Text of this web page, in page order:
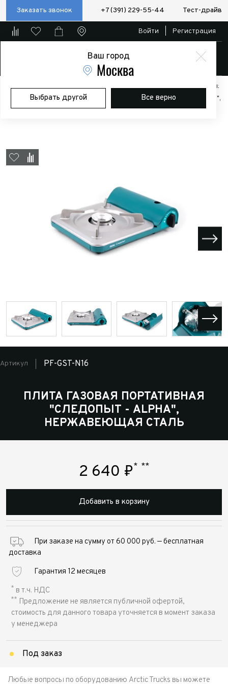
Заказать звонок +7 (391) 229-55-44 Тест-драйв
Ваш город
Москва
Выбрать другой Все верно
Войти Регистрация
Главная Магазин Дополнительное оборудование
Аксессуары:
Полезные мелочи
Плита газовая портативная "СЛЕДОПЫТ - Alphа",
нержавеющая сталь
Артикул PF-GST-N16
ПЛИТА ГАЗОВАЯ ПОРТАТИВНАЯ
"СЛЕДОПЫТ - ALPHА",
НЕРЖАВЕЮЩАЯ СТАЛЬ
2 640 ₽* **
Добавить в корзину
При заказе на сумму от 60 000 руб. — бесплатная
доставка
Гарантия 12 месяцев
* в т.ч. НДС
** Предложение не является публичной офертой,
стоимость для данного товара уточняется в момент заказа
у менеджера
Под заказ
Любые вопросы по оборудованию Arctic Trucks вы можете